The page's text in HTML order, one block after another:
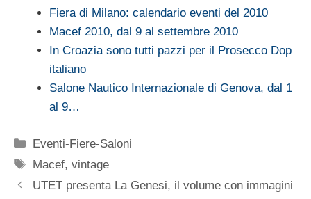
Fiera di Milano: calendario eventi del 2010
Macef 2010, dal 9 al settembre 2010
In Croazia sono tutti pazzi per il Prosecco Dop
italiano
Salone Nautico Internazionale di Genova, dal 1
al 9…
Categorie
Eventi-Fiere-Saloni
Tag
Macef,vintage
UTET presenta La Genesi, il volume con immagini